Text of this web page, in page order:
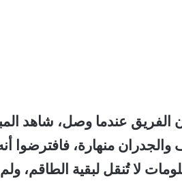
الفريق عندما وصل، شاهد
منهارة، فافترضوا
لا تُنقل لبقية الطاقم،